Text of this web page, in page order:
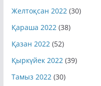
Желтоқсан 2022(30)
Қараша 2022(38)
Қазан 2022(52)
Қыркүйек 2022(39)
Тамыз 2022(30)